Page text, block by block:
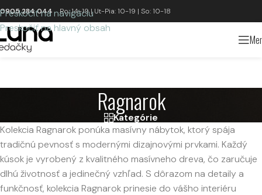
Preskočiť na navigáciu
Preskočiť na hlavný obsah
0905 284 044Po: 14-19 | Ut-Pia: 10-19 | So: 10-18
Ragnarok
Kategórie
Kolekcia Ragnarok ponúka masívny nábytok, ktorý spája
tradičnú pevnosť s modernými dizajnovými prvkami. Každý
kúsok je vyrobený z kvalitného masívneho dreva, čo zaručuje
dlhú životnosť a jedinečný vzhľad. S dôrazom na detaily a
funkčnosť, kolekcia Ragnarok prinesie do vášho interiéru